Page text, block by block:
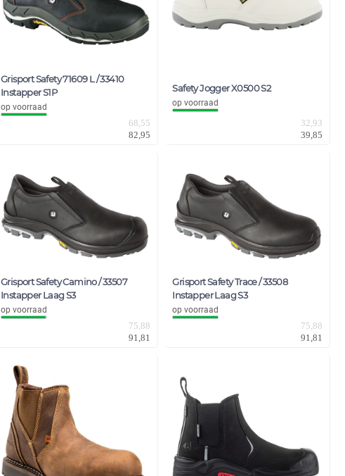
Grisport Safety 71609 L / 33410
Instapper S1P
op voorraad
68,55
82,95
Safety Jogger X0500 S2
op voorraad
32,93
39,85
Grisport Safety Camino / 33507
Instapper Laag S3
op voorraad
75,88
91,81
Grisport Safety Trace / 33508
Instapper Laag S3
op voorraad
75,88
91,81